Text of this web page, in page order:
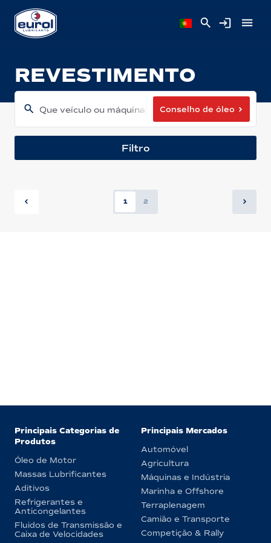
REVESTIMENTO
Que veículo ou máquina tem?Conselho de óleo
Filtro
1 2
Principais Categorias de
Produtos
Óleo de Motor
Massas Lubrificantes
Aditivos
Refrigerantes e
Anticongelantes
Fluidos de Transmissão e
Caixa de Velocidades
Principais Mercados
Automóvel
Agricultura
Máquinas e Indústria
Marinha e Offshore
Terraplenagem
Camião e Transporte
Competição & Rally